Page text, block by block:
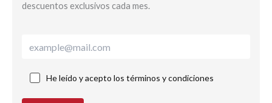
descuentos exclusivos cada mes.
He leído y acepto los términos y condiciones